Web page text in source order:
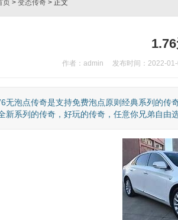
页 > 变态传奇 > 正文
作者：admin 发布时间：2022-
无泡点传奇是支持免费泡点原则经典系列的传
新系列的传奇，好玩的传奇，任意你兄弟自由